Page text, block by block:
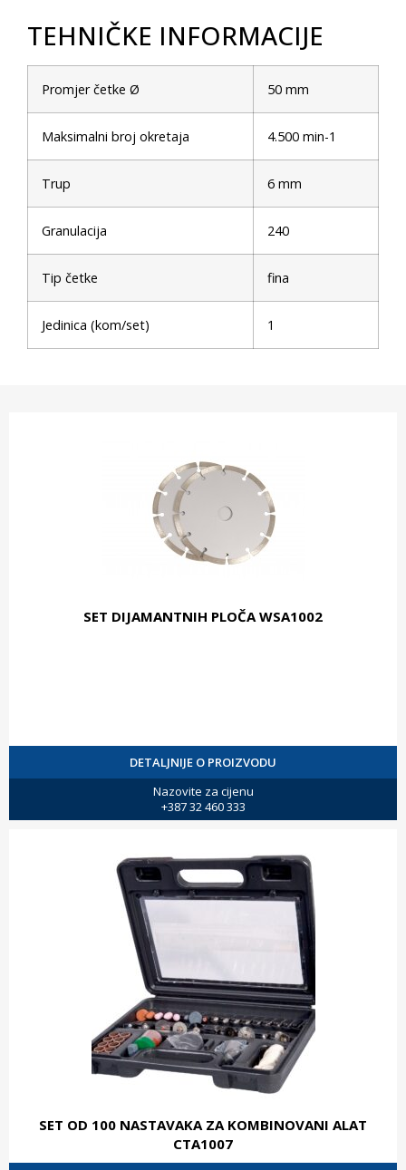
TEHNIČKE INFORMACIJE
Promjer četke Ø 50 mm
Maksimalni broj okretaja 4.500 min-1
Trup 6 mm
Granulacija 240
Tip četke fina
Jedinica (kom/set) 1
SET DIJAMANTNIH PLOČA WSA1002
DETALJNIJE O PROIZVODU
Nazovite za cijenu
+387 32 460 333
SET OD 100 NASTAVAKA ZA KOMBINOVANI ALAT
CTA1007